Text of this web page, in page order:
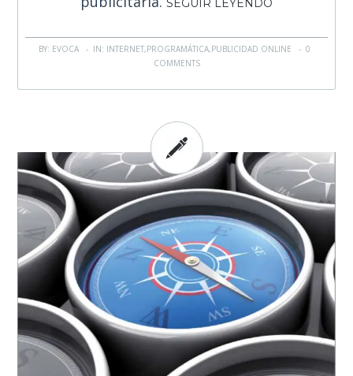
SEGUIR LEYENDO
BY: EVOCA - IN: INTERNET,PROGRAMÁTICA,PUBLICIDAD ONLINE - 0
COMMENTS